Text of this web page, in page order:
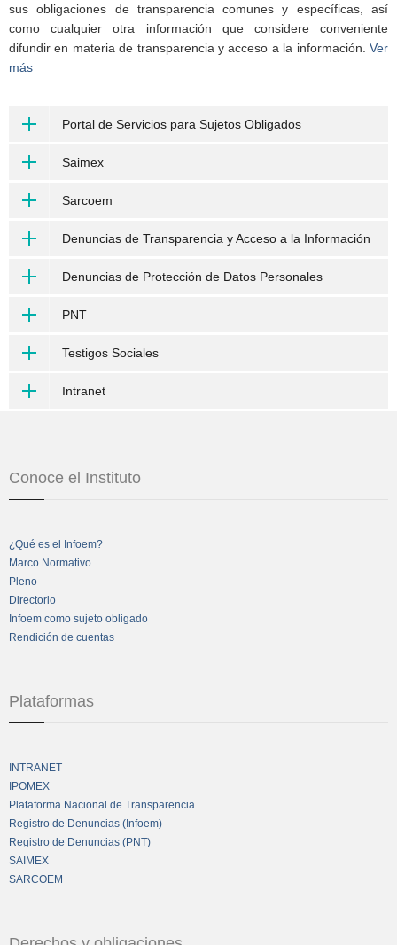
sus obligaciones de transparencia comunes y específicas, así
como cualquier otra información que considere conveniente
difundir en materia de transparencia y acceso a la información. Ver
más
Portal de Servicios para Sujetos Obligados
Saimex
Sarcoem
Denuncias de Transparencia y Acceso a la Información
Denuncias de Protección de Datos Personales
PNT
Testigos Sociales
Intranet
Conoce el Instituto
¿Qué es el Infoem?
Marco Normativo
Pleno
Directorio
Infoem como sujeto obligado
Rendición de cuentas
Plataformas
INTRANET
IPOMEX
Plataforma Nacional de Transparencia
Registro de Denuncias (Infoem)
Registro de Denuncias (PNT)
SAIMEX
SARCOEM